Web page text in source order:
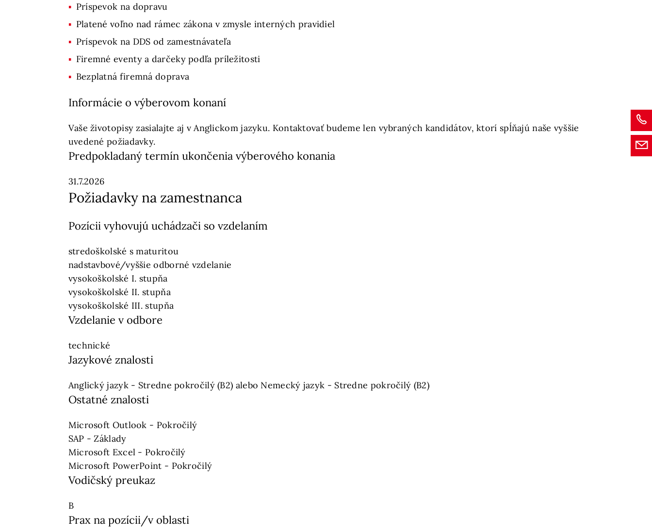
Príspevok na dopravu
Platené voľno nad rámec zákona v zmysle interných pravidiel
Príspevok na DDS od zamestnávateľa
Firemné eventy a darčeky podľa príležitosti
Bezplatná firemná doprava
Informácie o výberovom konaní
Vaše životopisy zasialajte aj v Anglickom jazyku. Kontaktovať budeme len vybraných kandidátov, ktorí spĺňajú naše vyššie
uvedené požiadavky.
Predpokladaný termín ukončenia výberového konania
31.7.2026
Požiadavky na zamestnanca
Pozícii vyhovujú uchádzači so vzdelaním
stredoškolské s maturitou
nadstavbové/vyššie odborné vzdelanie
vysokoškolské I. stupňa
vysokoškolské II. stupňa
vysokoškolské III. stupňa
Vzdelanie v odbore
technické
Jazykové znalosti
Anglický jazyk - Stredne pokročilý (B2) alebo Nemecký jazyk - Stredne pokročilý (B2)
Ostatné znalosti
Microsoft Outlook - Pokročilý
SAP - Základy
Microsoft Excel - Pokročilý
Microsoft PowerPoint - Pokročilý
Vodičský preukaz
B
Prax na pozícii/v oblasti